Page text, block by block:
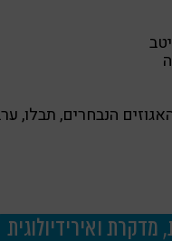
הנבחרים, תבלו,
ואירידיולוגית